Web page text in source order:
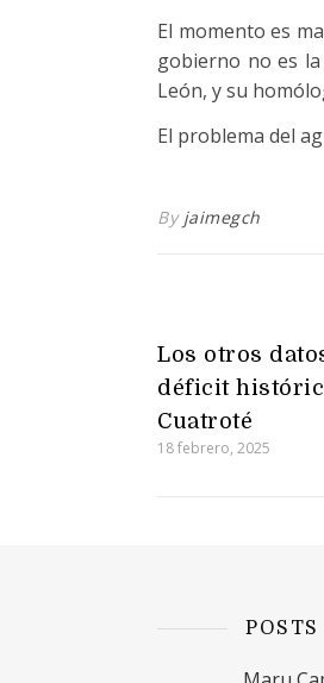
El momento es
gobierno no es la
León, y su
El problema del
By jaimegch
Los otros
déficit
Cuatroté
18 febrero, 2025